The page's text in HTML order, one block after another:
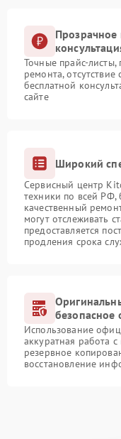
Прозрачное
Точные прайс-листы,
ремонта,
бесплатной
сайте
Широкий
Сервисный центр
техники по всей РФ,
качественный
могут отслеживать
предоставляется
продления срока
безопасное
Использование
аккуратная работа
резервное
восстановление